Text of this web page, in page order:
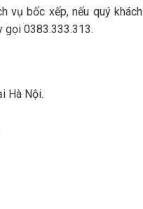
vụ bốc xếp, nếu quý khách
gọi 0383.333.313.
Hà Nội.